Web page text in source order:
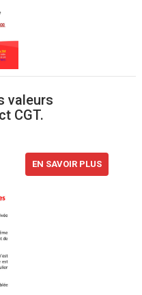
valeurs
CGT.
EN SAVOIR PLUS